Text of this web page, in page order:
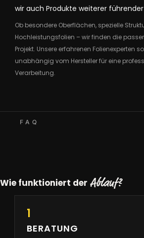
wir auch Produkte weiterer
Ob besondere Oberflächen, spezielle
Hochleistungsfolien – wir finden die
Projekt. Unsere erfahrenen Folienexperten
unabhängig vom Hersteller für eine
Verarbeitung.
FAQ
Wie funktioniert der Ablauf?
1
BERATUNG